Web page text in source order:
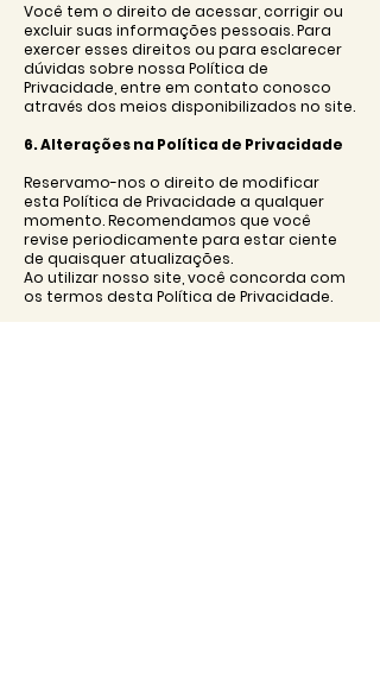
Você tem o direito de acessar, corrigir ou
excluir suas informações pessoais. Para
exercer esses direitos ou para esclarecer
dúvidas sobre nossa Política de
Privacidade, entre em contato conosco
através dos meios disponibilizados no site.
6. Alterações na Política de Privacidade
Reservamo-nos o direito de modificar
esta Política de Privacidade a qualquer
momento. Recomendamos que você
revise periodicamente para estar ciente
de quaisquer atualizações.
Ao utilizar nosso site, você concorda com
os termos desta Política de Privacidade.